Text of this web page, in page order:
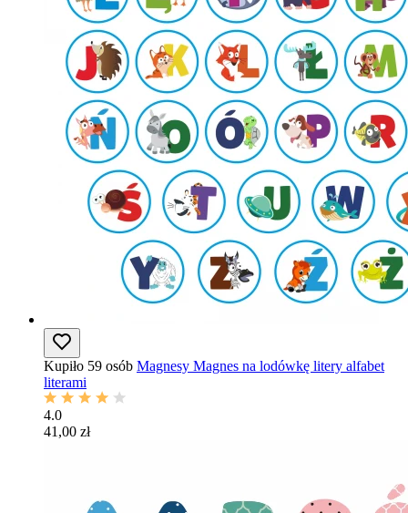
Kupiło 59 osób Magnesy Magnes na lodówkę litery alfabet
literami
4.0
41,00 zł